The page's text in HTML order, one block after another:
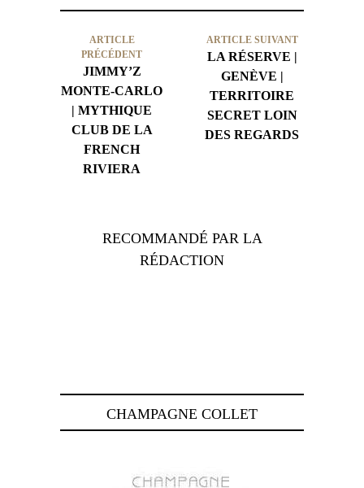
ARTICLE
PRÉCÉDENT
JIMMY’Z
MONTE-CARLO
| MYTHIQUE
CLUB DE LA
FRENCH
RIVIERA
ARTICLE SUIVANT
LA RÉSERVE |
GENÈVE |
TERRITOIRE
SECRET LOIN
DES REGARDS
RECOMMANDÉ PAR LA
RÉDACTION
CHAMPAGNE COLLET